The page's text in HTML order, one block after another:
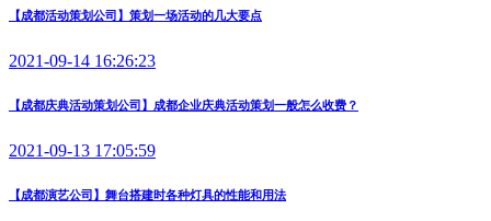
【成都活动策划公司】策划一场活动的几大要点
2021-09-14 16:26:23
【成都庆典活动策划公司】成都企业庆典活动策划一般怎么收费？
2021-09-13 17:05:59
【成都演艺公司】舞台搭建时各种灯具的性能和用法